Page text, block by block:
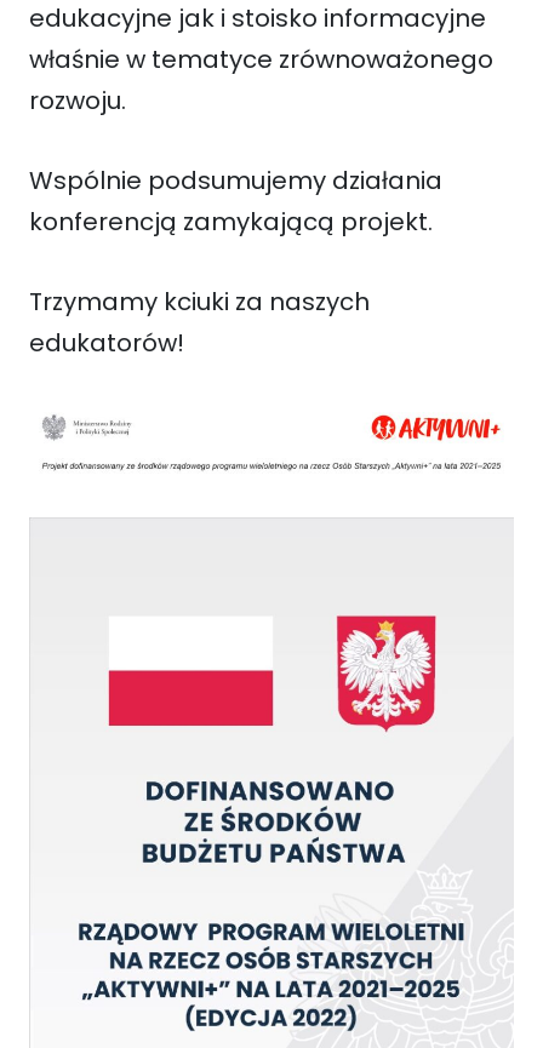
edukacyjne jak i stoisko informacyjne
właśnie w tematyce zrównoważonego
rozwoju.
Wspólnie podsumujemy działania
konferencją zamykającą projekt.
Trzymamy kciuki za naszych
edukatorów!